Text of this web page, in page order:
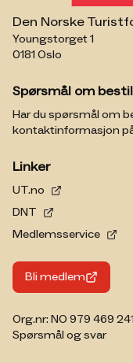
Den Norske
Youngstorget 1
0181 Oslo
Spørsmål om
Har du spørsmål om
kontaktinformasjon
Linker
UT.no
DNT
Medlemsservice
Bli medlem
Org.nr: NO 979 469 241
Spørsmål og svar